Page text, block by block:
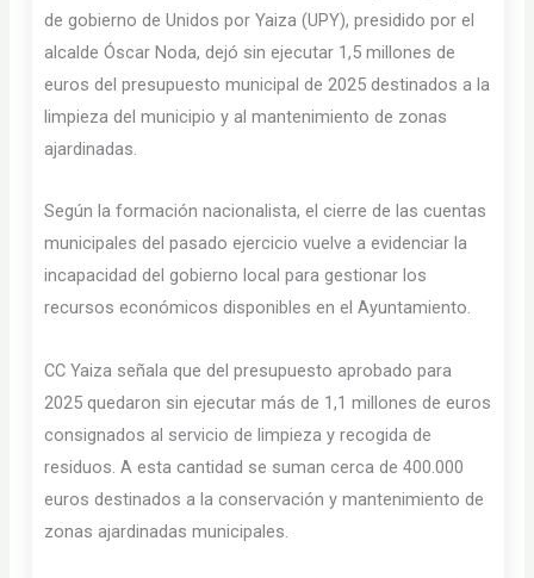
de gobierno de Unidos por Yaiza (UPY), presidido por el
alcalde Óscar Noda, dejó sin ejecutar 1,5 millones de
euros del presupuesto municipal de 2025 destinados a la
limpieza del municipio y al mantenimiento de zonas
ajardinadas.
Según la formación nacionalista, el cierre de las cuentas
municipales del pasado ejercicio vuelve a evidenciar la
incapacidad del gobierno local para gestionar los
recursos económicos disponibles en el Ayuntamiento.
CC Yaiza señala que del presupuesto aprobado para
2025 quedaron sin ejecutar más de 1,1 millones de euros
consignados al servicio de limpieza y recogida de
residuos. A esta cantidad se suman cerca de 400.000
euros destinados a la conservación y mantenimiento de
zonas ajardinadas municipales.